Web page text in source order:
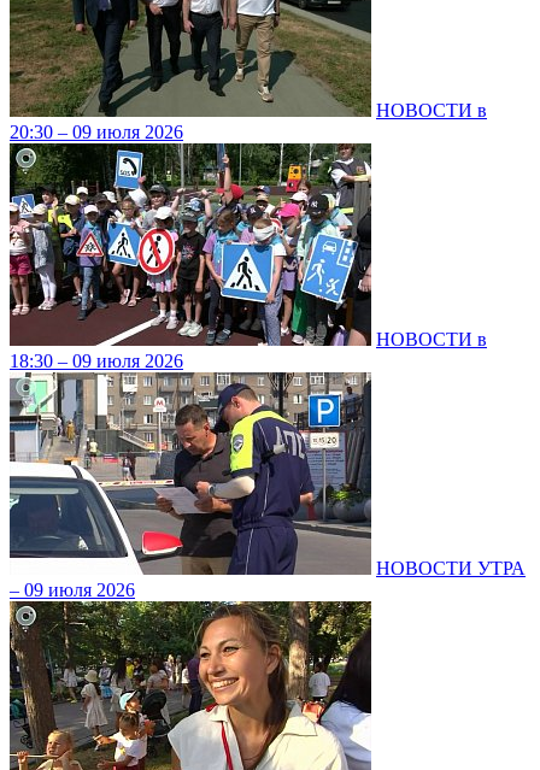
НОВОСТИ в
20:30 – 09 июля 2026
НОВОСТИ в
18:30 – 09 июля 2026
НОВОСТИ УТРА
– 09 июля 2026